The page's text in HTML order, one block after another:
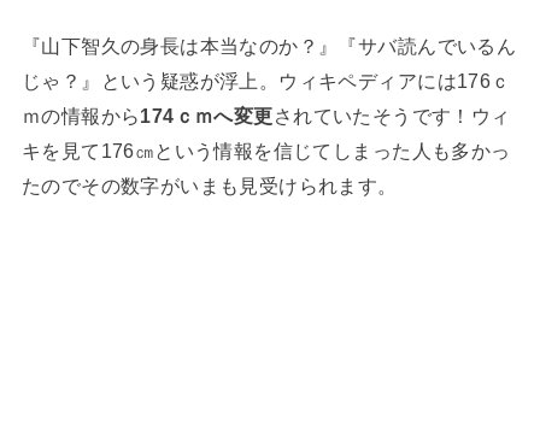
『山下智久の身長は本当なのか？』『サバ読んでいるん
じゃ？』という疑惑が浮上。ウィキペディアには176ｃ
ｍの情報から174ｃｍへ変更されていたそうです！ウィ
キを見て176㎝という情報を信じてしまった人も多かっ
たのでその数字がいまも見受けられます。